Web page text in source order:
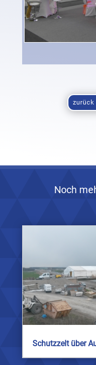
zurück
Noch
Schutzzelt über